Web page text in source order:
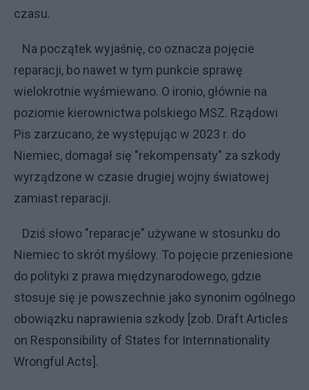
czasu.
Na początek wyjaśnię, co oznacza pojęcie
reparacji, bo nawet w tym punkcie sprawę
wielokrotnie wyśmiewano. O ironio, głównie na
poziomie kierownictwa polskiego MSZ. Rządowi
Pis zarzucano, że występując w 2023 r. do
Niemiec, domagał się "rekompensaty" za szkody
wyrządzone w czasie drugiej wojny światowej
zamiast reparacji.
Dziś słowo "reparacje" używane w stosunku do
Niemiec to skrót myślowy. To pojęcie przeniesione
do polityki z prawa międzynarodowego, gdzie
stosuje się je powszechnie jako synonim ogólnego
obowiązku naprawienia szkody [zob. Draft Articles
on Responsibility of States for Internnationality
Wrongful Acts].